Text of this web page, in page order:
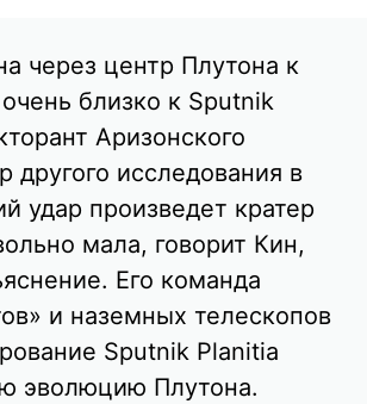
через центр Плутона к
близко к Sputnik
Аризонского
другого исследования в
удар произведет кратер
мала, говорит Кин,
Его команда
и наземных телескопов
Sputnik Planitia
эволюцию Плутона.